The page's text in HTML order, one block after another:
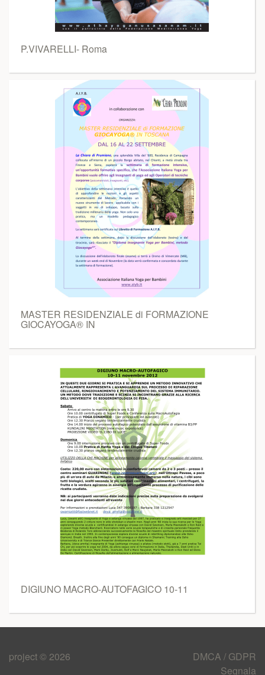
P.VIVARELLI- Roma
MASTER RESIDENZIALE di FORMAZIONE
GIOCAYOGA® IN
DIGIUNO MACRO-AUTOFAGICO 10-11
project © 2026
DMCA / GDPR
Segnala